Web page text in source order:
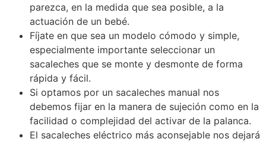
parezca, en la medida que sea posible, a la
actuación de un bebé.
Fíjate en que sea un modelo cómodo y simple,
especialmente importante seleccionar un
sacaleches que se monte y desmonte de forma
rápida y fácil.
Si optamos por un sacaleches manual nos
debemos fijar en la manera de sujeción como en la
facilidad o complejidad del activar de la palanca.
El sacaleches eléctrico más aconsejable nos dejará